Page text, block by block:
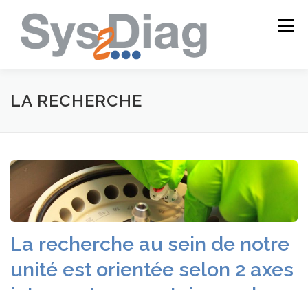
contenu
Menu
ACCUEIL L’UNITÉ
LA RECHERCHE
La recherche au sein de notre
unité est orientée selon 2 axes